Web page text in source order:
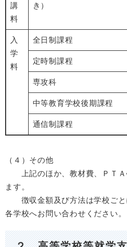
講
料
き）
入
学
料
全日制課程
定時制課程
専攻科
中等教育学校後期課程
通信制課程
（４）その他
上記のほか、教材費、ＰＴＡ
ます。
徴収金額及び方法は学校ごと
各学校へお問い合わせください。